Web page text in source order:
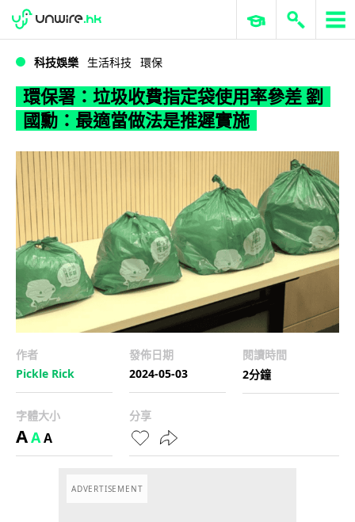
WWDC 2026 ERP 與商業 AI
科技娛樂 生活科技 環保
環保署：垃圾收費指定袋使用率參差 劉
國勳：最適當做法是推遲實施
作者
Pickle Rick
發佈日期
2024-05-03
閱讀時間
2分鐘
字體大小
AAA
分享
ADVERTISEMENT